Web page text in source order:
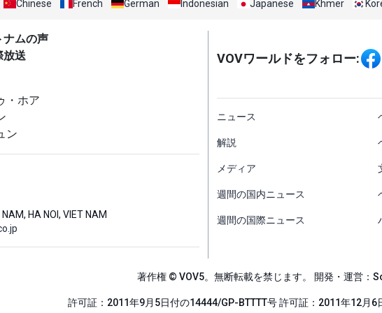
Chinese French German Indonesian Japanese Khmer
ナムの声
放送
・ホア
ン
HA NOI, VIET NAM
VOVワールドをフォロー:
menu footer
ニュース
解説
メディア
週間の国内ニュース
週間の国際ニュース
著作権 © VOV5。無断転載を禁じます。 開発・運営：
許可証：2011年9月5日付の14444/GP-BTTTT号 許可証：2011年12月6